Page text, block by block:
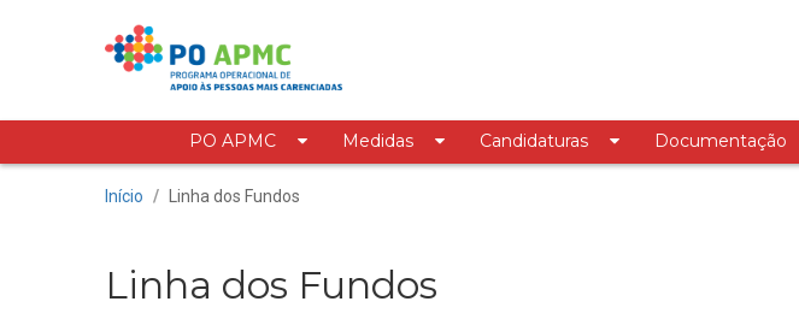
Saltar para o conteúdo
Linha dos Fundos
PO APMC Medidas Candidaturas Documentação
Início / Linha dos Fundos
Linha dos Fundos